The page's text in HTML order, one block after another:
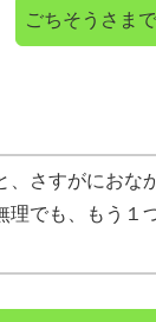
ごちそうさま
、さすがにおな
理でも、もう１